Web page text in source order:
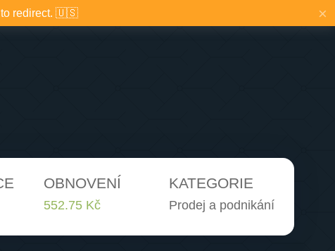
to redirect. 🇺🇸 ×
OBNOVENÍ
552.75 Kč
KATEGORIE
Prodej a podnikání